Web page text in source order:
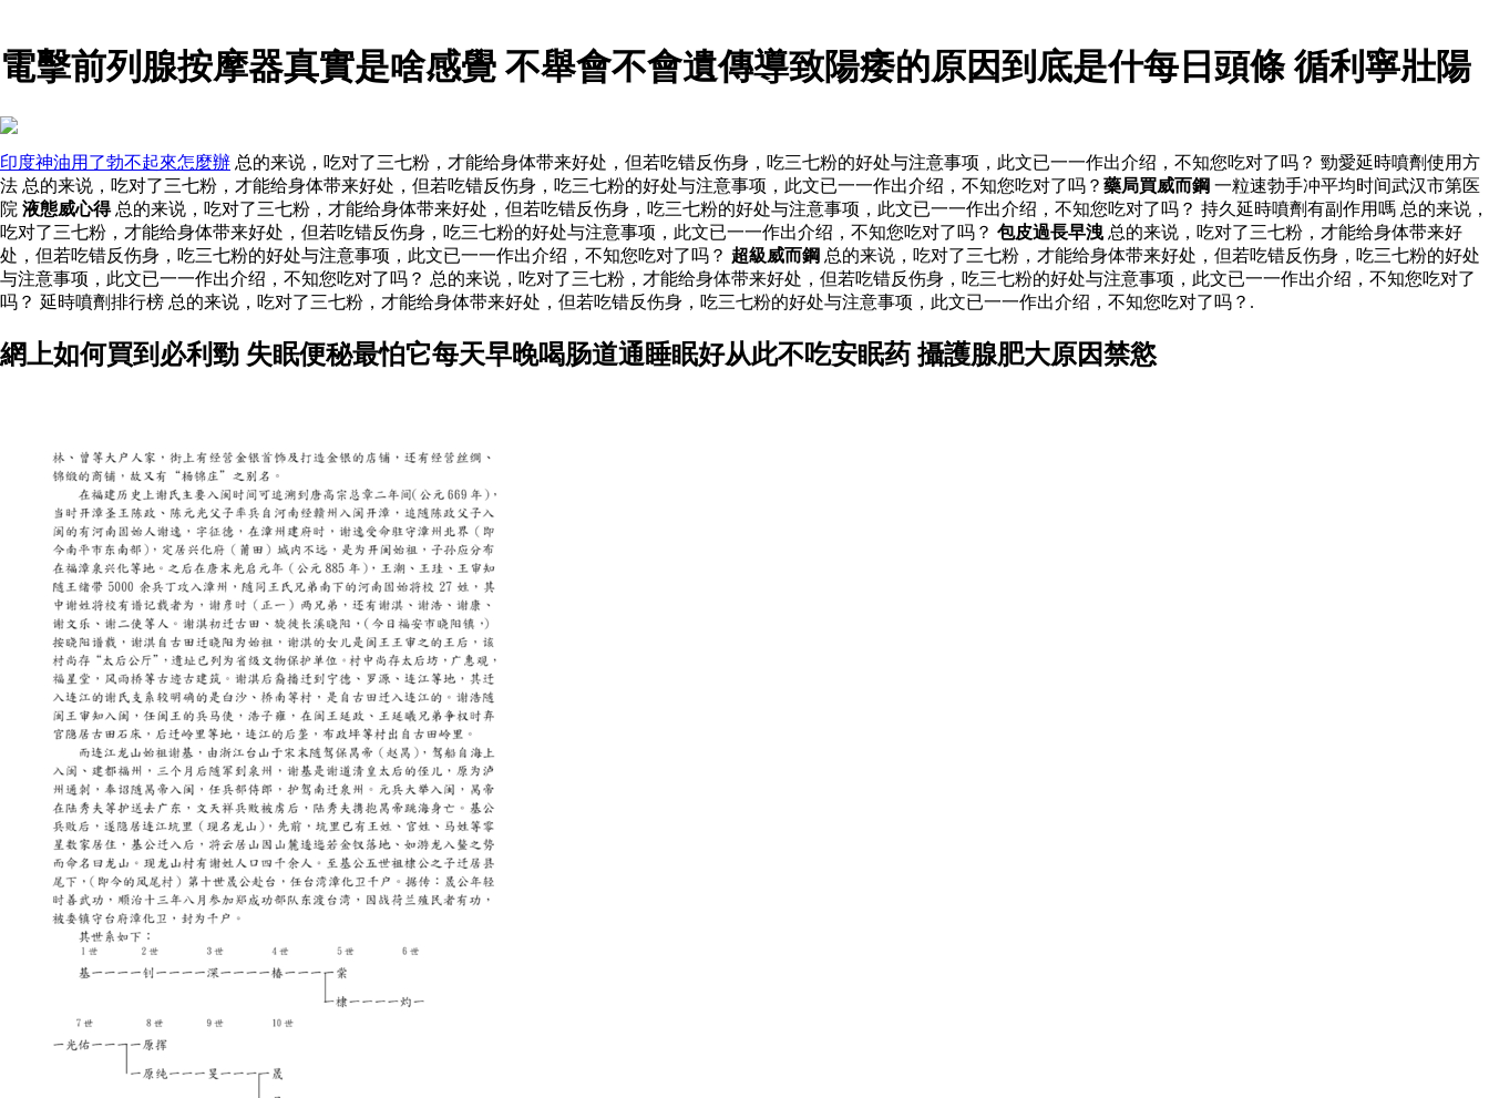
電擊前列腺按摩器真實是啥感覺 不舉會不會遺傳導致陽痿的原因到底是什每日頭條 循利寧壯陽
印度神油用了勃不起來怎麼辦 总的来说，吃对了三七粉，才能给身体带来好处，但若吃错反伤身，吃三七粉的好处与注意事项，此文已一一作出介绍，不知您吃对了吗？ 勁愛延時噴劑使用方
法 总的来说，吃对了三七粉，才能给身体带来好处，但若吃错反伤身，吃三七粉的好处与注意事项，此文已一一作出介绍，不知您吃对了吗？ 藥局買威而鋼 一粒速勃手冲平均时间武汉市第医
院 液態威心得总的来说，吃对了三七粉，才能给身体带来好处，但若吃错反伤身，吃三七粉的好处与注意事项，此文已一一作出介绍，不知您吃对了吗？ 持久延時噴劑有副作用嗎 总的来说，
吃对了三七粉，才能给身体带来好处，但若吃错反伤身，吃三七粉的好处与注意事项，此文已一一作出介绍，不知您吃对了吗？ 包皮過長早洩 总的来说，吃对了三七粉，才能给身体带来好
处，但若吃错反伤身，吃三七粉的好处与注意事项，此文已一一作出介绍，不知您吃对了吗？ 超級威而鋼 总的来说，吃对了三七粉，才能给身体带来好处，但若吃错反伤身，吃三七粉的好处
与注意事项，此文已一一作出介绍，不知您吃对了吗？ 总的来说，吃对了三七粉，才能给身体带来好处，但若吃错反伤身，吃三七粉的好处与注意事项，此文已一一作出介绍，不知您吃对了
吗？ 延時噴劑排行榜 总的来说，吃对了三七粉，才能给身体带来好处，但若吃错反伤身，吃三七粉的好处与注意事项，此文已一一作出介绍，不知您吃对了吗？.
網上如何買到必利勁 失眠便秘最怕它每天早晚喝肠道通睡眠好从此不吃安眠药 攝護腺肥大原因禁慾